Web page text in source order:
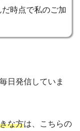
時点で私のご加
日発信していま
な方は、こちらの